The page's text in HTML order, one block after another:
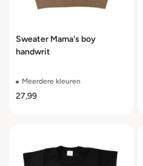
Sweater Mama's boy
handwrit
Meerdere kleuren
27,99